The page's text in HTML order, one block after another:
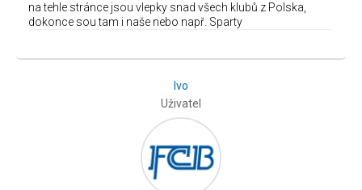
na tehle stránce jsou vlepky snad všech klubů z Polska,
dokonce sou tam i naše nebo např. Sparty
Ivo
Uživatel